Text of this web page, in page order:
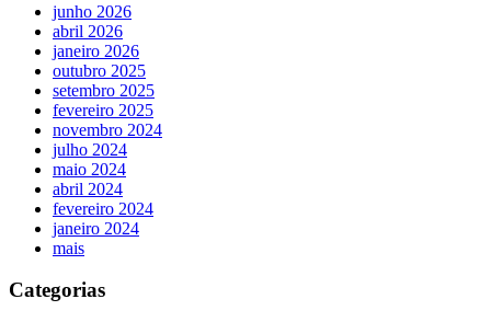
junho 2026
abril 2026
janeiro 2026
outubro 2025
setembro 2025
fevereiro 2025
novembro 2024
julho 2024
maio 2024
abril 2024
fevereiro 2024
janeiro 2024
mais
Categorias